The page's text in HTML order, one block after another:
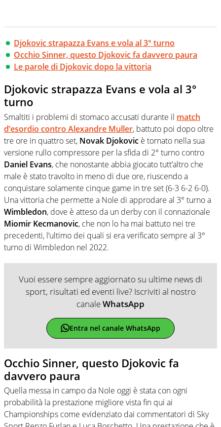
Djokovic strapazza Evans e vola al 3° turno
Occhio Sinner, questo Djokovic fa davvero paura
Le parole di Djokovic dopo la vittoria
Djokovic strapazza Evans e vola al 3°
turno
Smaltiti i problemi di stomaco accusati durante il match
d’esordio contro Alexandre Muller, battuto poi dopo oltre
tre ore in quattro set, Novak Djokovic è tornato nella sua
versione rullo compressore per la sfida di 2° turno contro
Daniel Evans, che nonostante abbia giocato tutt’altro che
male è stato travolto in meno di due ore, riuscendo a
conquistare solamente cinque game in tre set (6-3 6-2 6-0).
Una vittoria che permette a Nole di approdare al 3° turno a
Wimbledon, dove è atteso da un derby con il connazionale
Miomir Kecmanovic, che non lo ha mai battuto nei tre
precedenti, l’ultimo dei quali si era verificato sempre al 3°
turno di Wimbledon nel 2022.
Vuoi essere sempre aggiornato su ultime news di
sport, risultati ed eventi live? Iscriviti al nostro
canaleWhatsApp
Entra nel canale WhatsApp
Occhio Sinner, questo Djokovic fa
davvero paura
Quella messa in campo da Nole oggi è stata con ogni
probabilità la prestazione migliore vista fin qui ai
Championships come evidenziato dai commentatori di Sky